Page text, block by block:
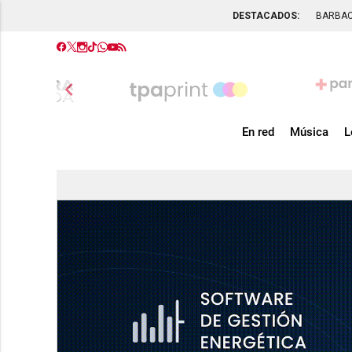
DESTACADOS:
chevron_left
En red Música